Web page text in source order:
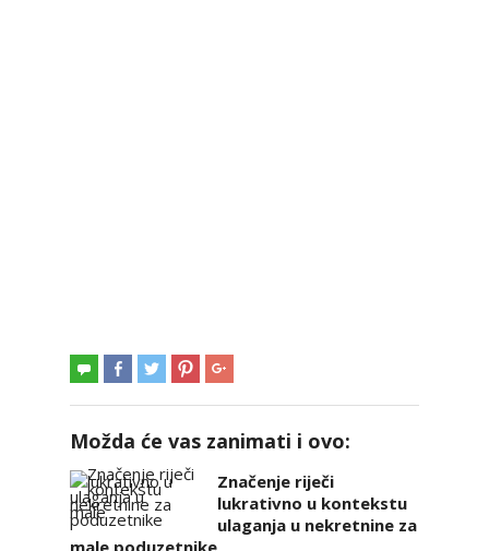
Možda će vas zanimati i ovo:
Značenje riječi
lukrativno u kontekstu
ulaganja u nekretnine za
male poduzetnike